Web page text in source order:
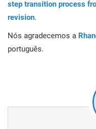
step transition process
revision.
Nós agradecemos a
português.